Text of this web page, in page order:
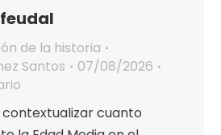
de la historia
Santos
07/08/2026
cuanto